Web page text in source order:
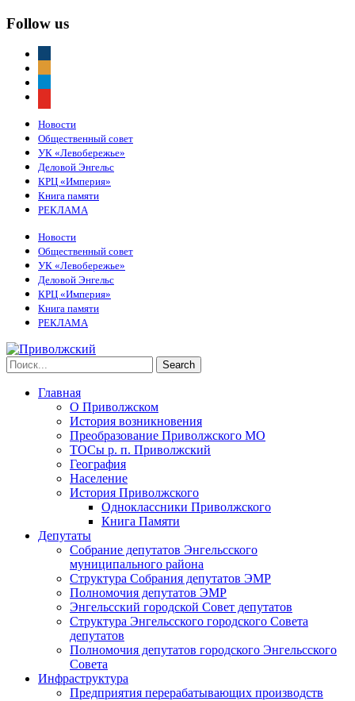
Follow us
Новости
Общественный совет
УК «Левобережье»
Деловой Энгельс
КРЦ «Империя»
Книга памяти
РЕКЛАМА
Новости
Общественный совет
УК «Левобережье»
Деловой Энгельс
КРЦ «Империя»
Книга памяти
РЕКЛАМА
Главная
О Приволжском
История возникновения
Преобразование Приволжского МО
ТОСы р. п. Приволжский
География
Население
История Приволжского
Одноклассники Приволжского
Книга Памяти
Депутаты
Собрание депутатов Энгельсского
муниципального района
Структура Собрания депутатов ЭМР
Полномочия депутатов ЭМР
Энгельсский городской Совет депутатов
Структура Энгельсского городского Совета
депутатов
Полномочия депутатов городского Энгельсского
Совета
Инфраструктура
Предприятия перерабатывающих производств